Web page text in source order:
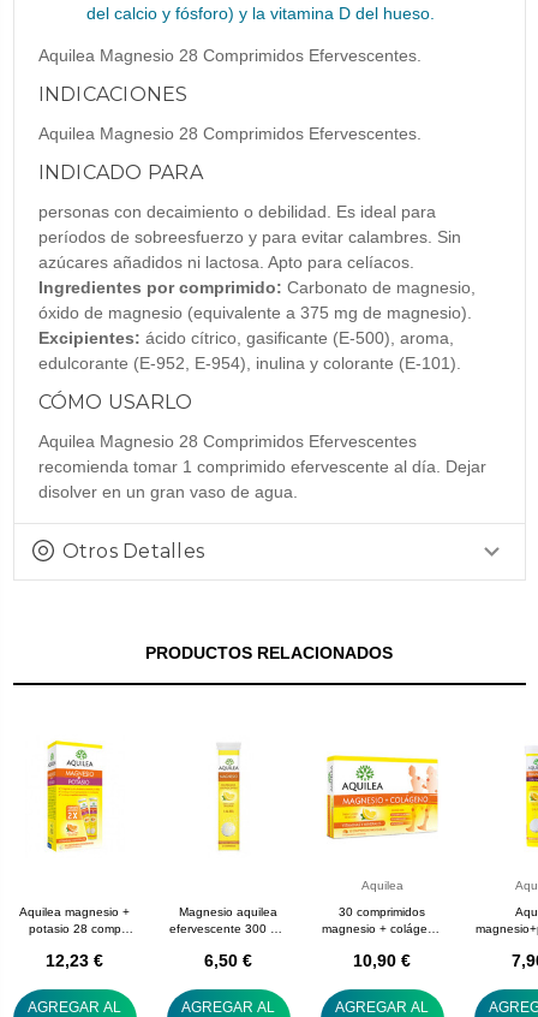
del calcio y fósforo) y la vitamina D del hueso.
Aquilea Magnesio 28 Comprimidos Efervescentes.
INDICACIONES
Aquilea Magnesio 28 Comprimidos Efervescentes.
INDICADO PARA
personas con decaimiento o debilidad. Es ideal para
períodos de sobreesfuerzo y para evitar calambres. Sin
azúcares añadidos ni lactosa. Apto para celíacos.
Ingredientes por comprimido: Carbonato de magnesio,
óxido de magnesio (equivalente a 375 mg de magnesio).
Excipientes: ácido cítrico, gasificante (E-500), aroma,
edulcorante (E-952, E-954), inulina y colorante (E-101).
CÓMO USARLO
Aquilea Magnesio 28 Comprimidos Efervescentes
recomienda tomar 1 comprimido efervescente al día. Dejar
disolver en un gran vaso de agua.
Otros Detalles
PRODUCTOS RELACIONADOS
Aquilea magnesio +
potasio 28 comp
12,23 €
AGREGAR AL
Magnesio aquilea
efervescente 300 mg
6,50 €
AGREGAR AL
Aquilea
30 comprimidos
magnesio + colágeno
10,90 €
AGREGAR AL